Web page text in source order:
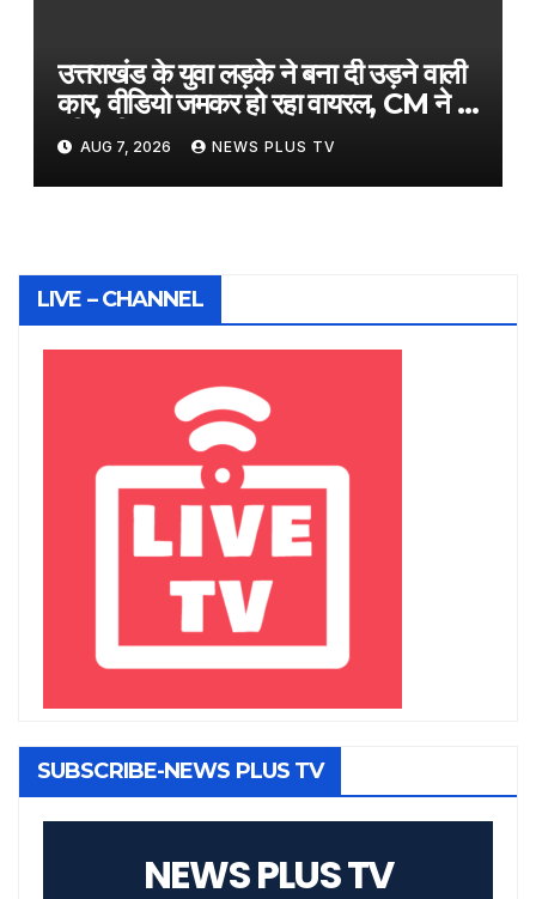
उत्तराखंड के युवा लड़के ने बना दी उड़ने वाली
कार, वीडियो जमकर हो रहा वायरल, CM ने भी
की तारीफ​on August 7, 2026 at
3:09 pm
AUG 7, 2026 NEWS PLUS TV
LIVE – CHANNEL
SUBSCRIBE-NEWS PLUS TV
NEWS PLUS TV